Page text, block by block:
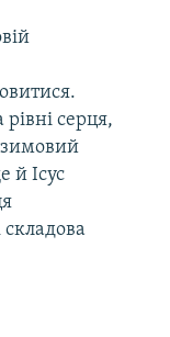
серця,
зимовий
й Ісус
складова